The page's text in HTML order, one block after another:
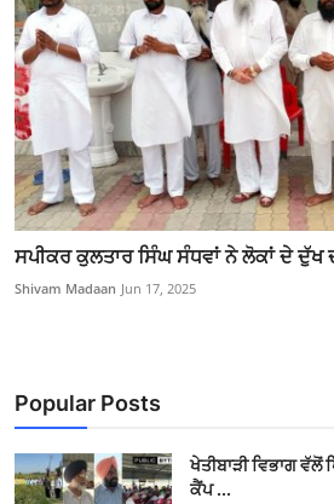
ਸਪੀਕਰ ਕੁਲਤਾਰ ਸਿੰਘ ਸੰਧਵਾਂ ਨੇ ਲੋਕਾਂ ਦੇ ਦੁੱਖ
Shivam Madaan Jun 17, 2025
Popular Posts
ਖੇਤੀਬਾੜੀ ਵਿਭਾਗ ਵੱਲੋਂ
ਕੈਂਪ ...